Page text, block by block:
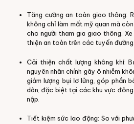
Tăng cường an toàn giao thông:
không chỉ làm mất mỹ quan mà
cho người tham gia giao thông.
thiện an toàn trên các tuyến đường.
Cải thiện chất lượng không khí:
nguyên nhân chính gây ô nhiễm
giảm lượng bụi lơ lửng, góp phần
dân, đặc biệt tại các khu vực
nập.
Tiết kiệm sức lao động: So với